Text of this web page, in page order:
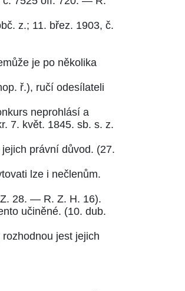
z.; 11. břez. 1903, č.
je po několika
ř.), ručí odesílateli
neprohlásí a
7. květ. 1845. sb. s. z.
právní důvod. (27.
lze i nečlenům.
28. — R. Z. H. 16).
učiněné. (10. dub.
jest jejich